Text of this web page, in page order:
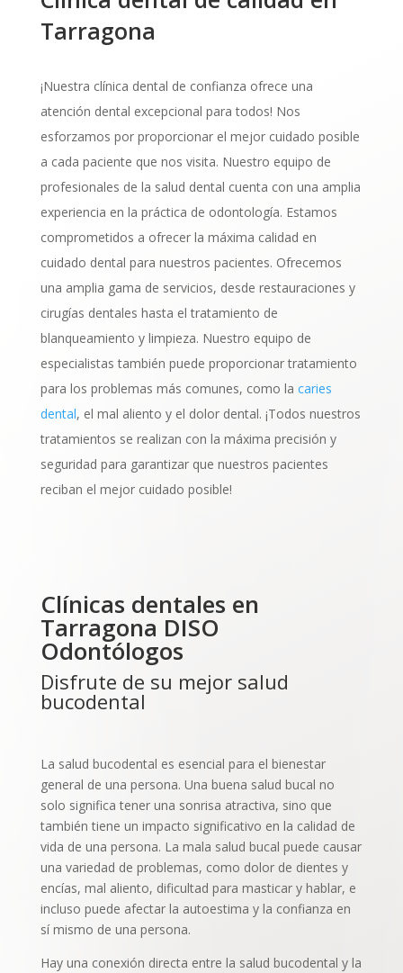
Tarragona
¡Nuestra clínica dental de confianza ofrece una
atención dental excepcional para todos! Nos
esforzamos por proporcionar el mejor cuidado posible
a cada paciente que nos visita. Nuestro equipo de
profesionales de la salud dental cuenta con una amplia
experiencia en la práctica de odontología. Estamos
comprometidos a ofrecer la máxima calidad en
cuidado dental para nuestros pacientes. Ofrecemos
una amplia gama de servicios, desde restauraciones y
cirugías dentales hasta el tratamiento de
blanqueamiento y limpieza. Nuestro equipo de
especialistas también puede proporcionar tratamiento
para los problemas más comunes, como la caries
dental, el mal aliento y el dolor dental. ¡Todos nuestros
tratamientos se realizan con la máxima precisión y
seguridad para garantizar que nuestros pacientes
reciban el mejor cuidado posible!
Clínicas dentales en
Tarragona DISO
Odontólogos
Disfrute de su mejor salud
bucodental
La salud bucodental es esencial para el bienestar
general de una persona. Una buena salud bucal no
solo significa tener una sonrisa atractiva, sino que
también tiene un impacto significativo en la calidad de
vida de una persona. La mala salud bucal puede causar
una variedad de problemas, como dolor de dientes y
encías, mal aliento, dificultad para masticar y hablar, e
incluso puede afectar la autoestima y la confianza en
sí mismo de una persona.
Hay una conexión directa entre la salud bucodental y la